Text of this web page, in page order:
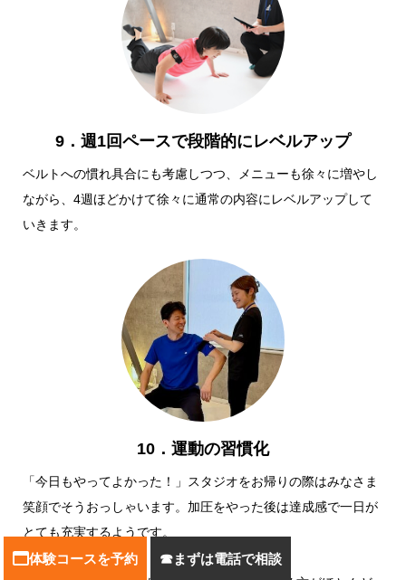
9．週1回ペースで段階的にレベルアップ
ベルトへの慣れ具合にも考慮しつつ、メニューも徐々に増やし
ながら、4週ほどかけて徐々に通常の内容にレベルアップして
いきます。
10．運動の習慣化
「今日もやってよかった！」スタジオをお帰りの際はみなさま
笑顔でそうおっしゃいます。加圧をやった後は達成感で一日が
とても充実するようです。
体験コースを予約 まずは電話で相談